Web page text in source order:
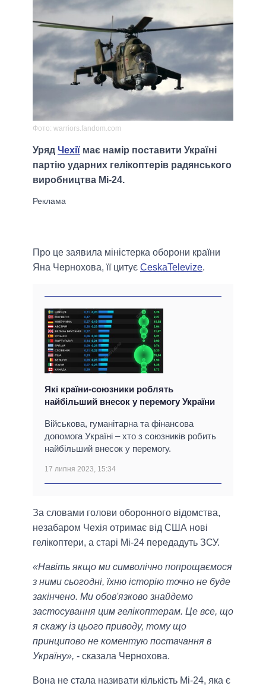
Фото: warriors.fandom.com
Уряд Чехії має намір поставити Україні
партію ударних гелікоптерів радянського
виробництва Мі-24.
Про це заявила міністерка оборони країни
Яна Чернохова, її цитує CeskaTelevize.
Які країни-союзники роблять
найбільший внесок у перемогу України
Військова, гуманітарна та фінансова
допомога Україні – хто з союзників робить
найбільший внесок у перемогу.
17 липня 2023, 15:34
За словами голови оборонного відомства,
незабаром Чехія отримає від США нові
гелікоптери, а старі Мі-24 передадуть ЗСУ.
«Навіть якщо ми символічно попрощаємося
з ними сьогодні, їхню історію точно не буде
закінчено. Ми обов'язково знайдемо
застосування цим гелікоптерам. Це все, що
я скажу із цього приводу, тому що
принципово не коментую постачання в
Україну», - сказала Чернохова.
Вона не стала називати кількість Мі-24, яка є